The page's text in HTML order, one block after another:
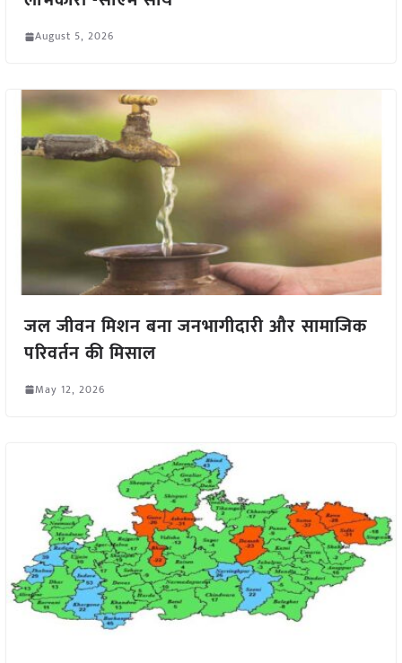
August 5, 2026
जल जीवन मिशन बना जनभागीदारी और सामाजिक
परिवर्तन की मिसाल
May 12, 2026